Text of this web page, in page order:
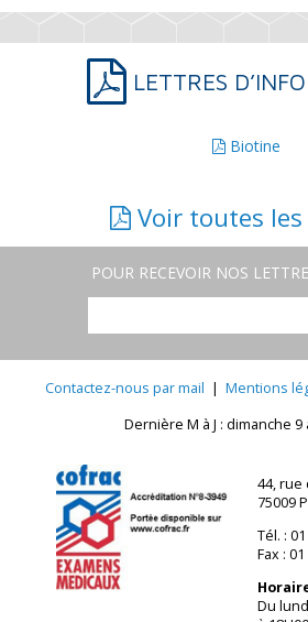
LETTRES
Biotine
Voir toutes
POUR RECEVOIR NOS
Contactez-nous par mail | Mentions
Dernière M à J : dimanche 9
44, rue
75009
Tél. :
Fax :
Du